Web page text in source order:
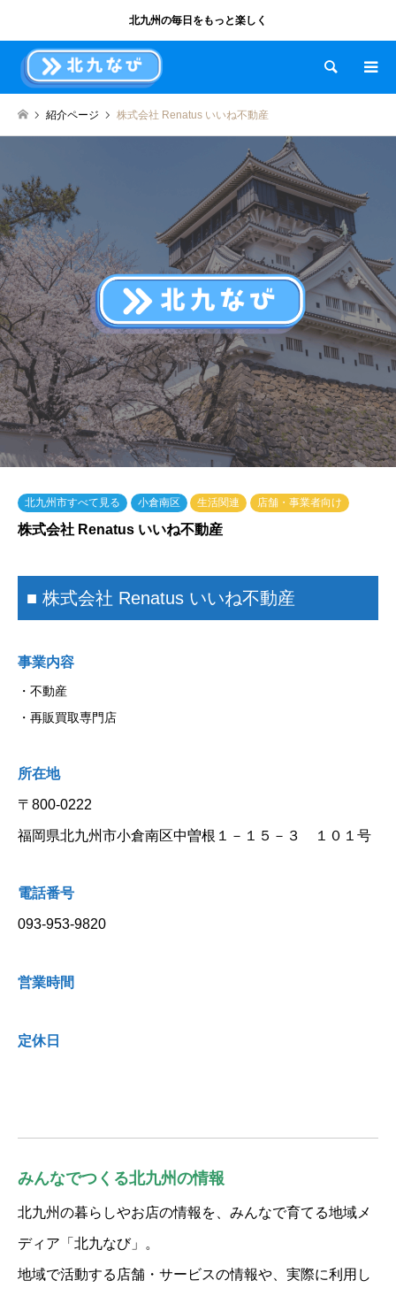
北九州の毎日をもっと楽しく
検索
紹介ページ 株式会社 Renatus いいね不動産
北九州市すべて見る 小倉南区 生活関連 店舗・事業者向け
株式会社 Renatus いいね不動産
■ 株式会社 Renatus いいね不動産
事業内容
・不動産
・再販買取専門店
所在地
〒800-0222
福岡県北九州市小倉南区中曽根１－１５－３ １０１号
電話番号
093-953-9820
営業時間
定休日
みんなでつくる北九州の情報
北九州の暮らしやお店の情報を、みんなで育てる地域メ
ディア「北九なび」。
地域で活動する店舗・サービスの情報や、実際に利用し